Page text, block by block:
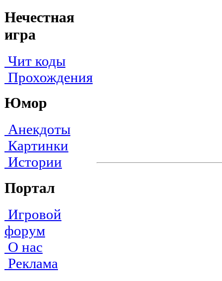
Нечестная
игра
Чит коды
Прохождения
Юмор
Анекдоты
Картинки
Истории
Портал
Игровой
форум
О нас
Реклама